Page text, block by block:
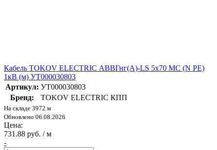
Кабель TOKOV ELECTRIC АВВГнг(А)-LS 5х70 МС (N PE)
1кВ (м) УТ000030803
Артикул: УТ000030803
Бренд:
TOKOV ELECTRIC КПП
На складе 3972 м
Обновлено 06.08.2026
Цена:
731.88 руб. / м
-